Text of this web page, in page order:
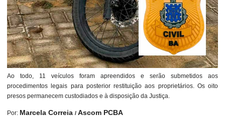
Ao todo, 11 veículos foram apreendidos e serão submetidos aos
procedimentos legais para posterior restituição aos proprietários. Os oito
presos permanecem custodiados e à disposição da Justiça.
Por: Marcela Correia / Ascom PCBA